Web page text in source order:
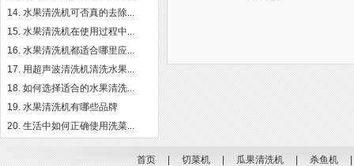
水果清洗机可否真的去除...
水果清洗机在使用过程中...
水果清洗机都适合哪里应...
用超声波清洗机清洗水果...
如何选择适合的水果清洗...
水果清洗机有哪些品牌
生活中如何正确使用洗菜...
首页 切菜机 瓜果清洗机 杀鱼机